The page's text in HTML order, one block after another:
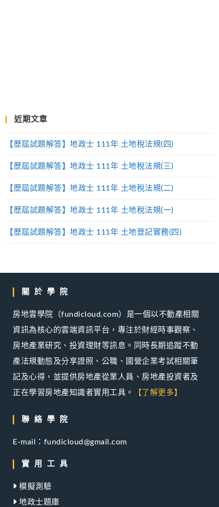
近期文章
【歷屆試題解答】地政士 111年 土地稅法規(四)
【歷屆試題解答】地政士 111年 土地稅法規(三)
【歷屆試題解答】地政士 111年 土地稅法規(二)
【歷屆試題解答】地政士 111年 土地稅法規(一)
【歷屆試題解答】地政士 111年 土地登記實務(四)
關於學院
房地雲學院（fundicloud.com）是一個以不動產相關
資訊為核心的雲端資訊平台，專注於財經時事觀察、
房地產業研究、投資理財等訊息。同時長期追蹤不動
產法規動態及分享證照、公職、國營企業考試相關筆
記及心得，並提供房地產從業人員、房地產投資者及
正在學習房地產知識者實用工具。
【了解更多】
聯絡學院
E-mail：fundicloud@gmail.com
實用工具
模擬測驗
地政士題庫